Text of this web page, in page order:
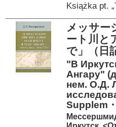
Książka pt.
メッサー
ート川と
で」（日
"В
Ангару"
нем. О.Д.
Supplem